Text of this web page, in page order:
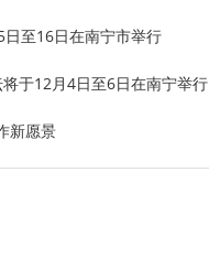
至16日在南宁市举行
于12月4日至6日在南宁举行
新愿景